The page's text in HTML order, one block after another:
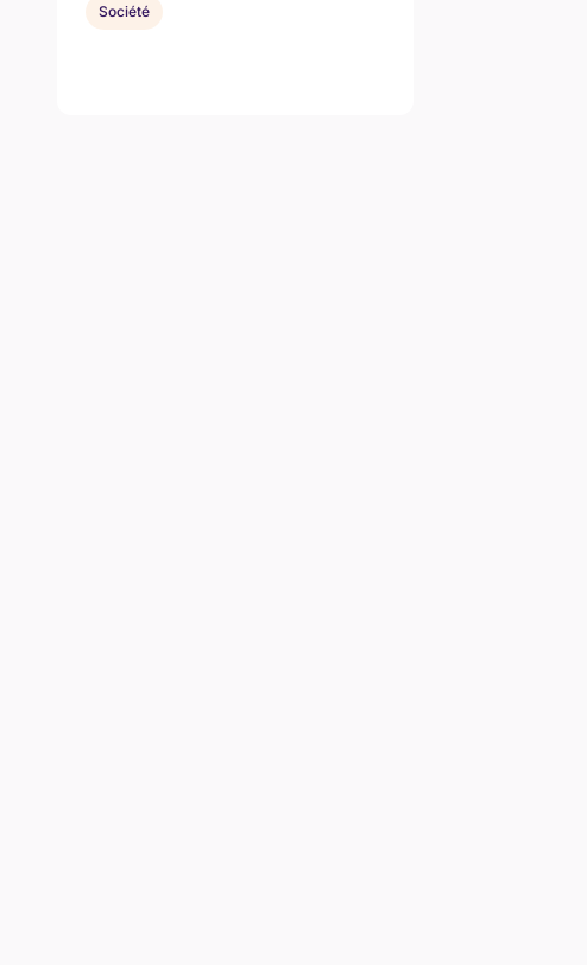
Société